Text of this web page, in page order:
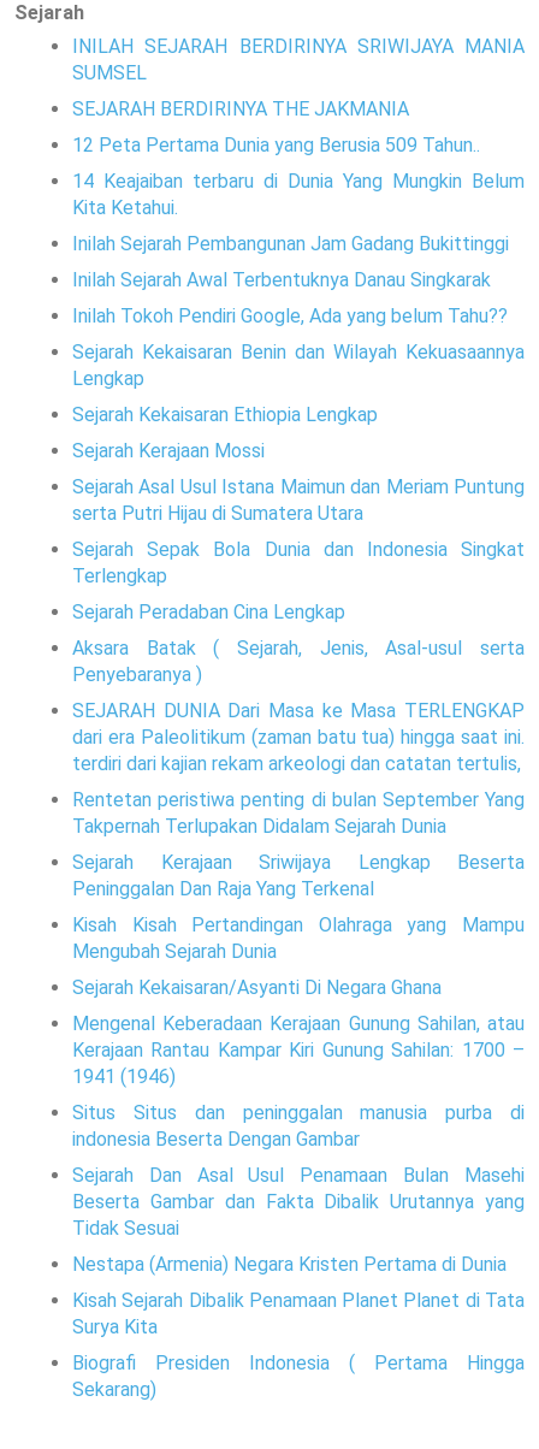
Sejarah
INILAH SEJARAH BERDIRINYA SRIWIJAYA MANIA
SUMSEL
SEJARAH BERDIRINYA THE JAKMANIA
12 Peta Pertama Dunia yang Berusia 509 Tahun..
14 Keajaiban terbaru di Dunia Yang Mungkin Belum
Kita Ketahui.
Inilah Sejarah Pembangunan Jam Gadang Bukittinggi
Inilah Sejarah Awal Terbentuknya Danau Singkarak
Inilah Tokoh Pendiri Google, Ada yang belum Tahu??
Sejarah Kekaisaran Benin dan Wilayah Kekuasaannya
Lengkap
Sejarah Kekaisaran Ethiopia Lengkap
Sejarah Kerajaan Mossi
Sejarah Asal Usul Istana Maimun dan Meriam Puntung
serta Putri Hijau di Sumatera Utara
Sejarah Sepak Bola Dunia dan Indonesia Singkat
Terlengkap
Sejarah Peradaban Cina Lengkap
Aksara Batak ( Sejarah, Jenis, Asal-usul serta
Penyebaranya )
SEJARAH DUNIA Dari Masa ke Masa TERLENGKAP
dari era Paleolitikum (zaman batu tua) hingga saat ini.
terdiri dari kajian rekam arkeologi dan catatan tertulis,
Rentetan peristiwa penting di bulan September Yang
Takpernah Terlupakan Didalam Sejarah Dunia
Sejarah Kerajaan Sriwijaya Lengkap Beserta
Peninggalan Dan Raja Yang Terkenal
Kisah Kisah Pertandingan Olahraga yang Mampu
Mengubah Sejarah Dunia
Sejarah Kekaisaran/Asyanti Di Negara Ghana
Mengenal Keberadaan Kerajaan Gunung Sahilan, atau
Kerajaan Rantau Kampar Kiri Gunung Sahilan: 1700 –
1941 (1946)
Situs Situs dan peninggalan manusia purba di
indonesia Beserta Dengan Gambar
Sejarah Dan Asal Usul Penamaan Bulan Masehi
Beserta Gambar dan Fakta Dibalik Urutannya yang
Tidak Sesuai
Nestapa (Armenia) Negara Kristen Pertama di Dunia
Kisah Sejarah Dibalik Penamaan Planet Planet di Tata
Surya Kita
Biografi Presiden Indonesia ( Pertama Hingga
Sekarang)